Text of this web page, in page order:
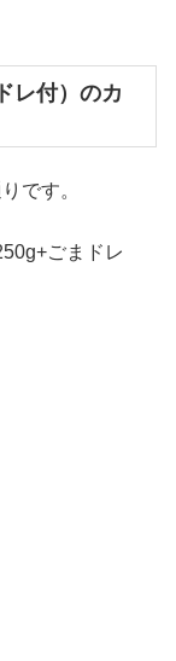
レ付）のカ
です。
ごまドレ